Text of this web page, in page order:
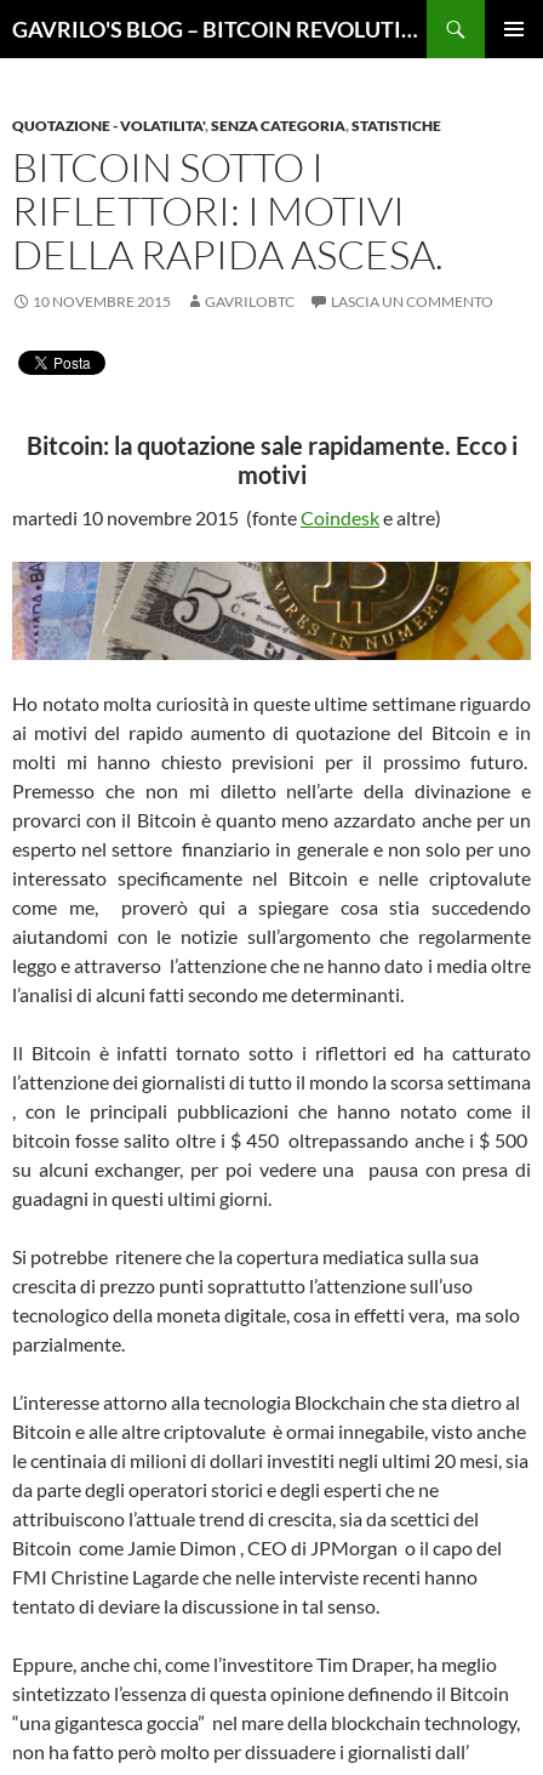
GAVRILO'S BLOG – BITCOIN REVOLUTION
QUOTAZIONE - VOLATILITA',SENZA CATEGORIA,STATISTICHE
BITCOIN SOTTO I
RIFLETTORI: I MOTIVI
DELLA RAPIDA ASCESA.
10 NOVEMBRE 2015 GAVRILOBTC LASCIA UN COMMENTO
Bitcoin: la quotazione sale rapidamente. Ecco i
motivi
martedi 10 novembre 2015 (fonteCoindeske altre)
Ho notato molta curiosità in queste ultime settimane riguardo
ai motivi del rapido aumento di quotazione del Bitcoin e in
molti mi hanno chiesto previsioni per il prossimo futuro.
Premesso che non mi diletto nell’arte della divinazione e
provarci con il Bitcoin è quanto meno azzardato anche per un
esperto nel settore finanziario in generale e non solo per uno
interessato specificamente nel Bitcoin e nelle criptovalute
come me, proverò qui a spiegare cosa stia succedendo
aiutandomi con le notizie sull’argomento che regolarmente
leggo e attraverso l’attenzione che ne hanno dato i media oltre
l’analisi di alcuni fatti secondo me determinanti.
Il Bitcoin è infatti tornato sotto i riflettori ed ha catturato
l’attenzione dei giornalisti di tutto il mondo la scorsa settimana
, con le principali pubblicazioni che hanno notato come il
bitcoin fosse salito oltre i $ 450 oltrepassando anche i $ 500
su alcuni exchanger, per poi vedere una pausa con presa di
guadagni in questi ultimi giorni.
Si potrebbe ritenere che la copertura mediatica sulla sua
crescita di prezzo punti soprattutto l’attenzione sull’uso
tecnologico della moneta digitale, cosa in effetti vera, ma solo
parzialmente.
L’interesse attorno alla tecnologia Blockchain che sta dietro al
Bitcoin e alle altre criptovalute è ormai innegabile, visto anche
le centinaia di milioni di dollari investiti negli ultimi 20 mesi, sia
da parte degli operatori storici e degli esperti che ne
attribuiscono l’attuale trend di crescita, sia da scettici del
Bitcoin come Jamie Dimon , CEO di JPMorgan o il capo del
FMI Christine Lagarde che nelle interviste recenti hanno
tentato di deviare la discussione in tal senso.
Eppure, anche chi, come l’investitore Tim Draper, ha meglio
sintetizzato l’essenza di questa opinione definendo il Bitcoin
“una gigantesca goccia” nel mare della blockchain technology,
non ha fatto però molto per dissuadere i giornalisti dall’